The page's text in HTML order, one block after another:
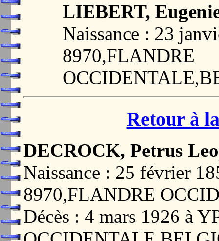
LIEBERT,
Naissance : 23
8970,FLANDRE
Retour à
DECROCK, Petrus
Naissance : 25 février
8970,FLANDRE
Décès : 4 mars 1926 à